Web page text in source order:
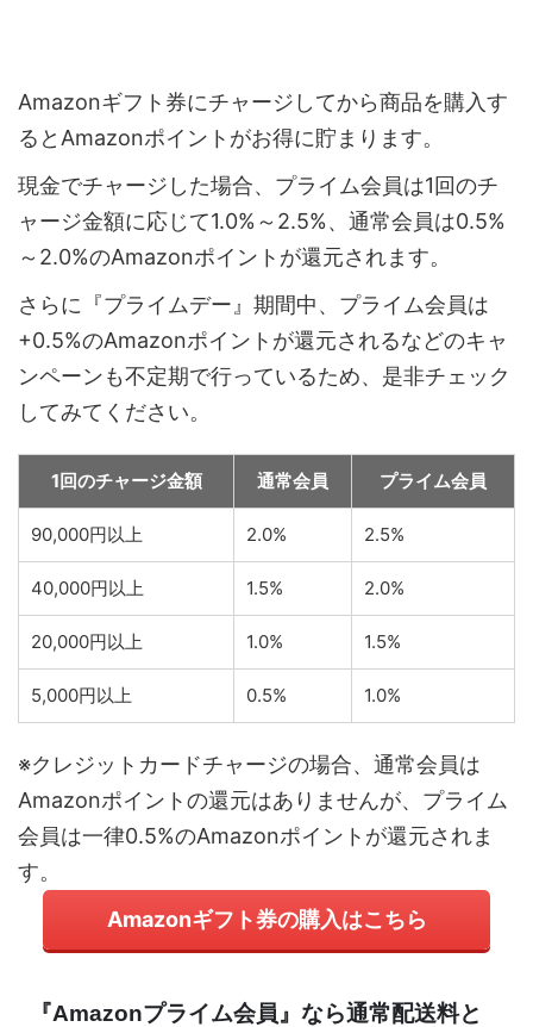
Amazonギフト券にチャージしてから商品を購入す
るとAmazonポイントがお得に貯まります。
現金でチャージした場合、プライム会員は1回のチ
ャージ金額に応じて1.0%～2.5%、通常会員は0.5%
～2.0%のAmazonポイントが還元されます。
さらに『プライムデー』期間中、プライム会員は
+0.5%のAmazonポイントが還元されるなどのキャ
ンペーンも不定期で行っているため、是非チェック
してみてください。
1回のチャージ金額 通常会員 プライム会員
90,000円以上 2.0% 2.5%
40,000円以上 1.5% 2.0%
20,000円以上 1.0% 1.5%
5,000円以上 0.5% 1.0%
※クレジットカードチャージの場合、通常会員は
Amazonポイントの還元はありませんが、プライム
会員は一律0.5%のAmazonポイントが還元されま
す。
Amazonギフト券の購入はこちら
『Amazonプライム会員』なら通常配送料と